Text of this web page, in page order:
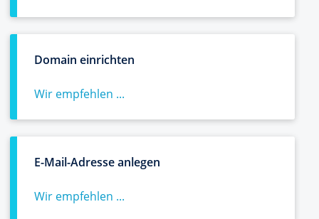
Domain einrichten
Wir empfehlen ...
E-Mail-Adresse anlegen
Wir empfehlen ...